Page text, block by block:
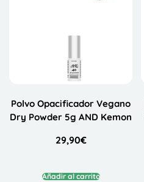
Polvo Opacificador Vegano
Dry Powder 5g AND Kemon
29,90€
Añadir al carrito